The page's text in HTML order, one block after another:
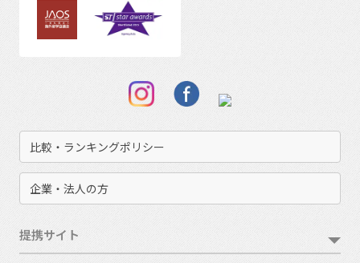
比較・ランキングポリシー
企業・法人の方
提携サイト